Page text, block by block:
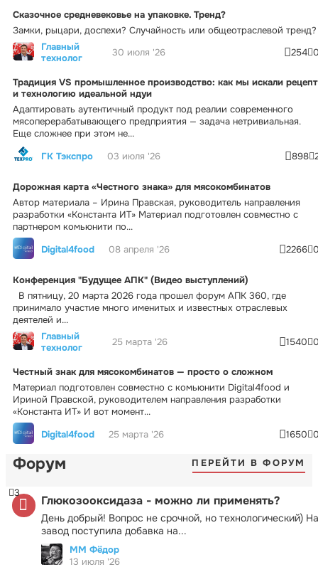
Сказочное средневековье на упаковке. Тренд?
Замки, рыцари, доспехи? Случайность или общеотраслевой тренд?
Главный
технолог
30 июля '26 254
Традиция VS промышленное производство: как мы искали рецепт
и технологию идеальной ндуи
Адаптировать аутентичный продукт под реалии современного
мясоперерабатывающего предприятия — задача нетривиальная.
Еще сложнее при этом не...
ГК Тэкспро
03 июля '26 898
Дорожная карта «Честного знака» для мясокомбинатов
Автор материала – Ирина Правская, руководитель направления
разработки «Константа ИТ» Материал подготовлен совместно с
партнером комьюнити по...
Digital4food
08 апреля '26 2266
Конференция "Будущее АПК" (Видео выступлений)
В пятницу, 20 марта 2026 года прошел форум АПК 360, где
принимало участие много именитых и известных отраслевых
деятелей и...
Главный
технолог
25 марта '26 1540
Честный знак для мясокомбинатов — просто о сложном
Материал подготовлен совместно с комьюнити Digital4food и
Ириной Правской, руководителем направления разработки
«Константа ИТ» И вот момент...
Digital4food
25 марта '26 1650
Форум ПЕРЕЙТИ В ФОРУМ
Глюкозооксидаза - можно ли применять?
День добрый! Вопрос не срочной, но технологический) На
завод поступила добавка на...
3
ММ Фёдор
13 июля '26